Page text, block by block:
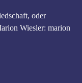
oder
Wiesler: marion